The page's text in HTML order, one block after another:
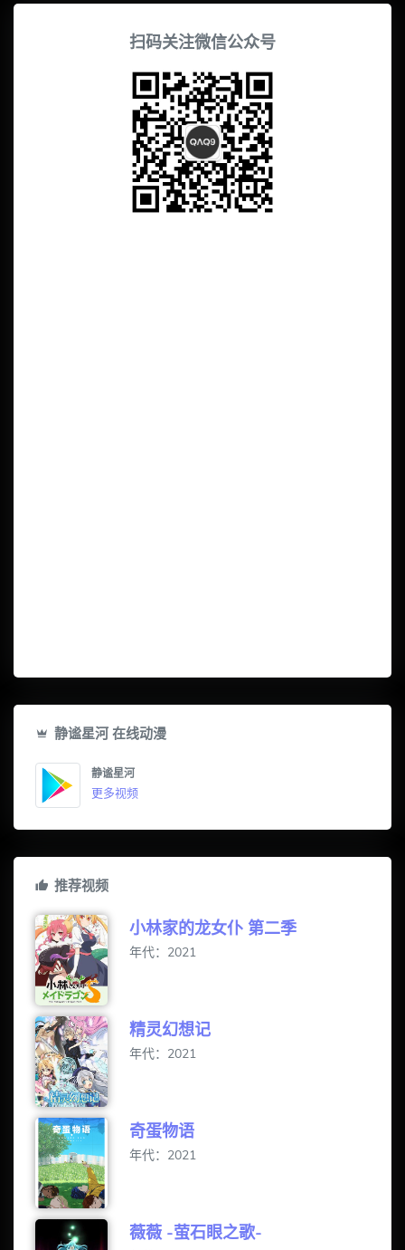
扫码关注微信公众号
静谧星河 在线动漫
静谧星河
更多视频
推荐视频
小林家的龙女仆 第二季
年代：2021
精灵幻想记
年代：2021
奇蛋物语
年代：2021
薇薇 -萤石眼之歌-